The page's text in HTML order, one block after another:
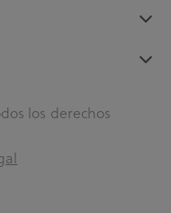
los derechos